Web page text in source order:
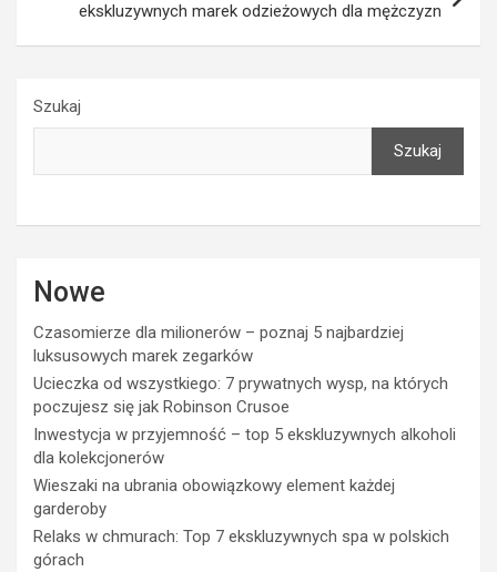
ekskluzywnych marek odzieżowych dla mężczyzn
Szukaj
Szukaj
Nowe
Czasomierze dla milionerów – poznaj 5 najbardziej
luksusowych marek zegarków
Ucieczka od wszystkiego: 7 prywatnych wysp, na których
poczujesz się jak Robinson Crusoe
Inwestycja w przyjemność – top 5 ekskluzywnych alkoholi
dla kolekcjonerów
Wieszaki na ubrania obowiązkowy element każdej
garderoby
Relaks w chmurach: Top 7 ekskluzywnych spa w polskich
górach